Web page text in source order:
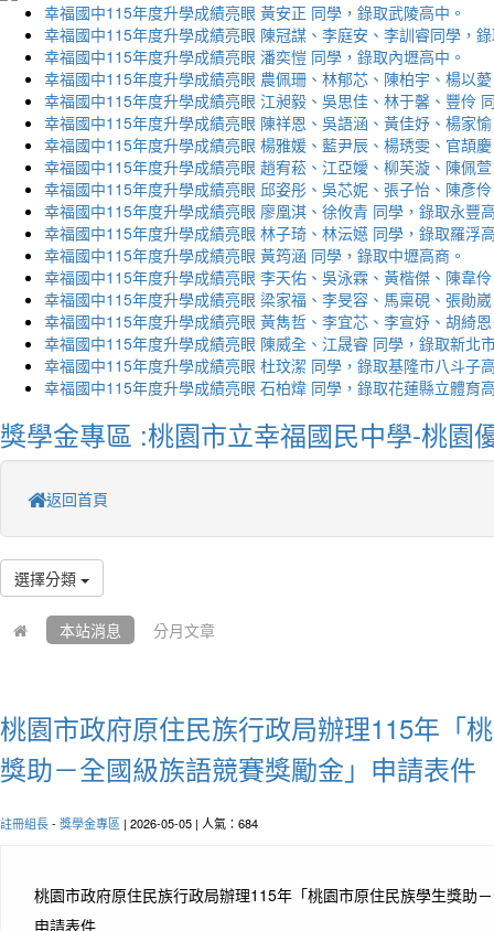
幸福國中115年度升學成績亮眼 黃安正 同學，錄取武陵高中。
幸福國中115年度升學成績亮眼 陳冠謀、李庭安、李訓睿同學，
幸福國中115年度升學成績亮眼 潘奕愷 同學，錄取內壢高中。
幸福國中115年度升學成績亮眼 農佩珊、林郁芯、陳柏宇、楊以
幸福國中115年度升學成績亮眼 江昶毅、吳思佳、林于馨、豐伶
幸福國中115年度升學成績亮眼 陳祥恩、吳語涵、黃佳妤、楊家
幸福國中115年度升學成績亮眼 楊雅媛、藍尹辰、楊琇雯、官頡
幸福國中115年度升學成績亮眼 趙宥菘、江亞嬡、柳芙漩、陳佩
幸福國中115年度升學成績亮眼 邱姿彤、吳芯妮、張子怡、陳彥
幸福國中115年度升學成績亮眼 廖凰淇、徐攸青 同學，錄取永豐
幸福國中115年度升學成績亮眼 林子琦、林沄嬨 同學，錄取羅浮
幸福國中115年度升學成績亮眼 黃筠涵 同學，錄取中壢高商。
幸福國中115年度升學成績亮眼 李天佑、吳泳霖、黃楷傑、陳韋
幸福國中115年度升學成績亮眼 梁家福、李旻容、馬稟硯、張勛
幸福國中115年度升學成績亮眼 黃雋哲、李宜芯、李宣妤、胡綺
幸福國中115年度升學成績亮眼 陳威全、江晟睿 同學，錄取新北
幸福國中115年度升學成績亮眼 杜玟潔 同學，錄取基隆市八斗子
幸福國中115年度升學成績亮眼 石柏煒 同學，錄取花蓮縣立體育
獎學金專區 :桃園市立幸福國民中學-桃園
返回首頁
選擇分類
本站消息 分月文章
桃園市政府原住民族行政局辦理115年「
獎助－全國級族語競賽獎勵金」申請表件
註冊組長- 獎學金專區 | 2026-05-05 | 人氣：684
桃園市政府原住民族行政局辦理115年「桃園市原住民族學生獎助
申請表件